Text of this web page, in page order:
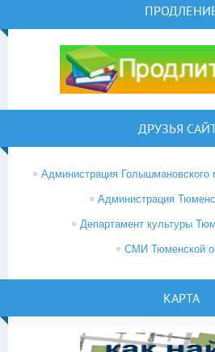
ДРУЗЬЯ
Администрация Голышмановского
Администрация
Департамент культуры
СМИ Тюменской
КАРТА